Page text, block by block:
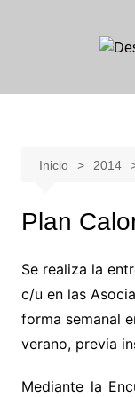
Inicio 2014
Plan
Se realiza la
c/u en las
forma semanal
verano, previa
Mediante la